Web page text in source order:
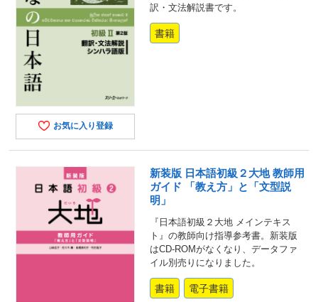
お気に入り登録
訳・文法解説書です。
書籍
新装版 日本語初級２大地 教師用
ガイド 「教え方」と「文型説
明」
『日本語初級２大地 メインテキス
ト』の教師向け指導参考書。新装版
はCD-ROMがなくなり、データファ
イル別売りになりました。
書籍 電子書籍